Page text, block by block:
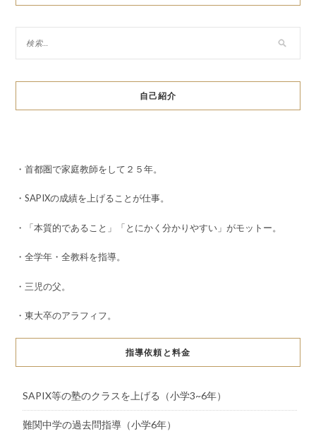
自己紹介
・首都圏で家庭教師をして２５年。
・SAPIXの成績を上げることが仕事。
・「本質的であること」「とにかく分かりやすい」がモットー。
・全学年・全教科を指導。
・三児の父。
・東大卒のアラフィフ。
指導依頼と料金
SAPIX等の塾のクラスを上げる（小学3~6年）
難関中学の過去問指導（小学6年）